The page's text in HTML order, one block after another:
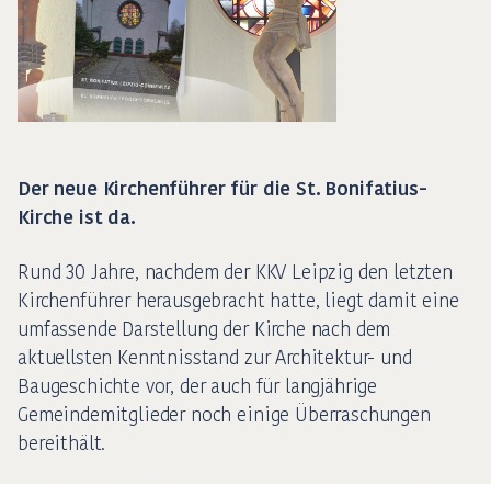
Der neue Kirchenführer für die St. Bonifatius-
Kirche ist da.
Rund 30 Jahre, nachdem der KKV Leipzig den letzten
Kirchenführer herausgebracht hatte, liegt damit eine
umfassende Darstellung der Kirche nach dem
aktuellsten Kenntnisstand zur Architektur- und
Baugeschichte vor, der auch für langjährige
Gemeindemitglieder noch einige Überraschungen
bereithält.